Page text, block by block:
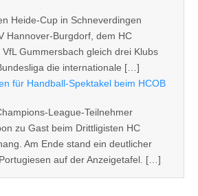
Heide-Cup in Schneverdingen
Hannover-Burgdorf, dem HC
Gummersbach gleich drei Klubs
die internationale […]
für Handball-Spektakel beim HCOB
League-Teilnehmer
zu Gast beim Drittligisten HC
Am Ende stand ein deutlicher
auf der Anzeigetafel. […]